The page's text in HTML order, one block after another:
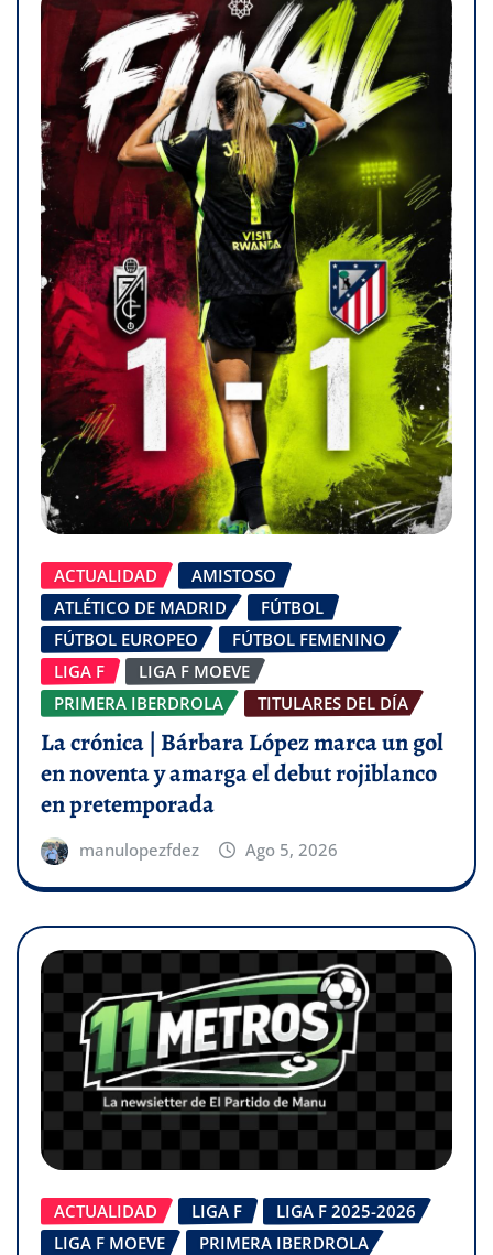
ACTUALIDAD
AMISTOSO
ATLÉTICO DE MADRID
FÚTBOL
FÚTBOL EUROPEO
FÚTBOL FEMENINO
LIGA F
LIGA F MOEVE
PRIMERA IBERDROLA
TITULARES DEL DÍA
La crónica | Bárbara López marca un gol
en noventa y amarga el debut rojiblanco
en pretemporada
manulopezfdez Ago 5, 2026
ACTUALIDAD LIGA F
LIGA F 2025-2026
LIGA F MOEVE
PRIMERA IBERDROLA